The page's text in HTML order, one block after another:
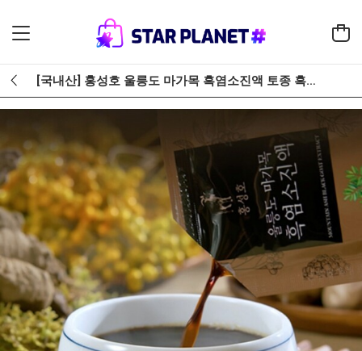
[국내산] 홍성호 울릉도 마가목 흑염소진액 토종 흑염소즙 1개월분 보양 흑염소엑기스